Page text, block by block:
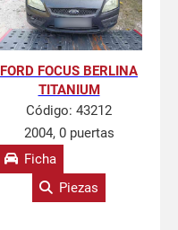
FORD FOCUS BERLINA
TITANIUM
Código: 43212
2004, 0 puertas
Ficha
Piezas